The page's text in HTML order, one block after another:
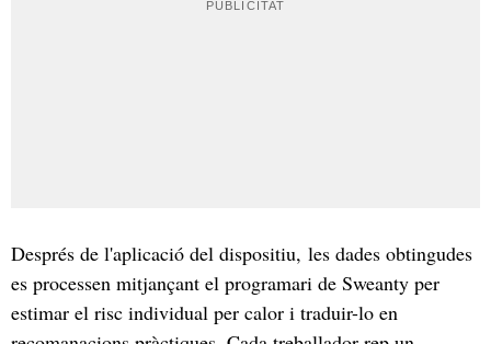
Després de l'aplicació del dispositiu, les dades obtingudes
es processen mitjançant el programari de Sweanty per
estimar el risc individual per calor i traduir-lo en